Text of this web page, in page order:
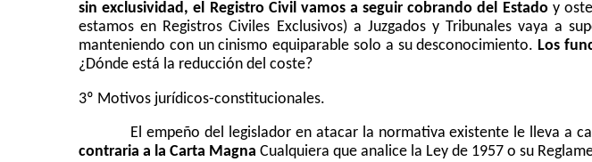
sin exclusividad, el Registro Civil vamos a seguir cobrando del Estadoy
estamos en Registros Civiles Exclusivos) a Juzgados y Tribunales vaya a
manteniendo con un cinismo equiparable solo a su desconocimiento. Los
¿Dónde está la reducción del coste?
3º Motivos jurídicos-constitucionales.
El empeño del legislador en atacar la normativa existente le lleva a
contraria a la Carta Magna Cualquiera que analice la Ley de 1957 o su